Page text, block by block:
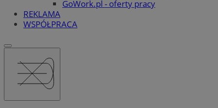
GoWork.pl - oferty pracy
REKLAMA
WSPÓŁPRACA